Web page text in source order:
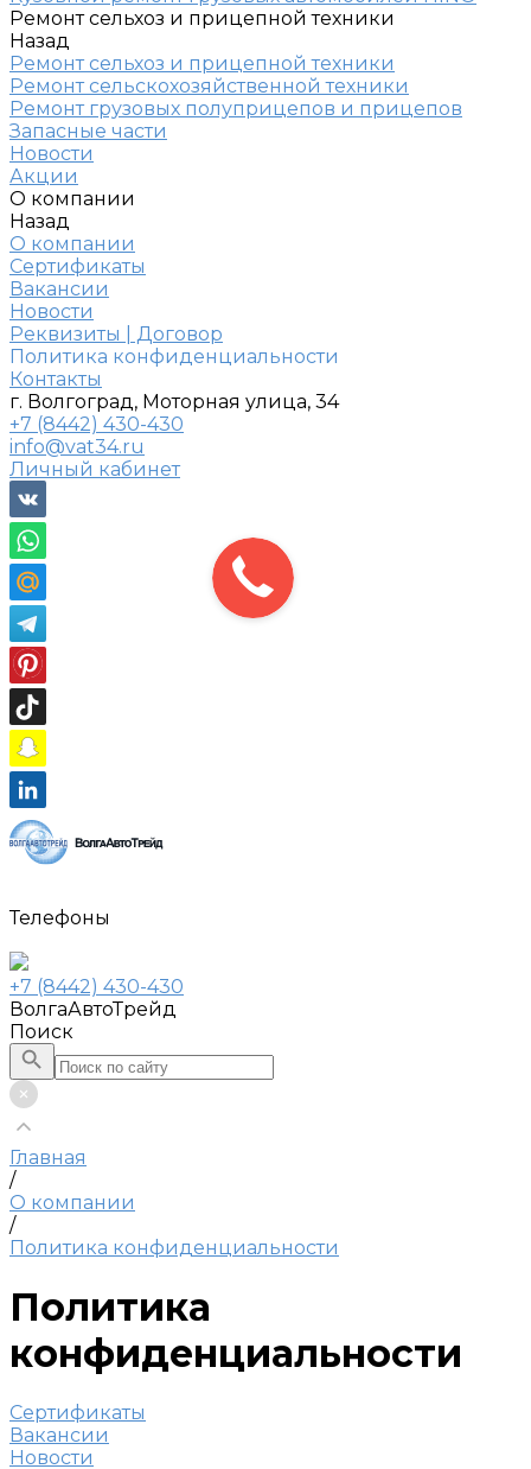
Ремонт сельхоз и прицепной техники
Назад
Ремонт сельхоз и прицепной техники
Ремонт сельскохозяйственной техники
Ремонт грузовых полуприцепов и прицепов
Запасные части
Новости
Акции
О компании
Назад
О компании
Сертификаты
Вакансии
Новости
Реквизиты | Договор
Политика конфиденциальности
Контакты
г. Волгоград, Моторная улица, 34
+7 (8442) 430-430
info@vat34.ru
Личный кабинет
Телефоны
+7 (8442) 430-430
ВолгаАвтоТрейд
Поиск
Главная
/
О компании
/
Политика конфиденциальности
Политика
конфиденциальности
Сертификаты
Вакансии
Новости